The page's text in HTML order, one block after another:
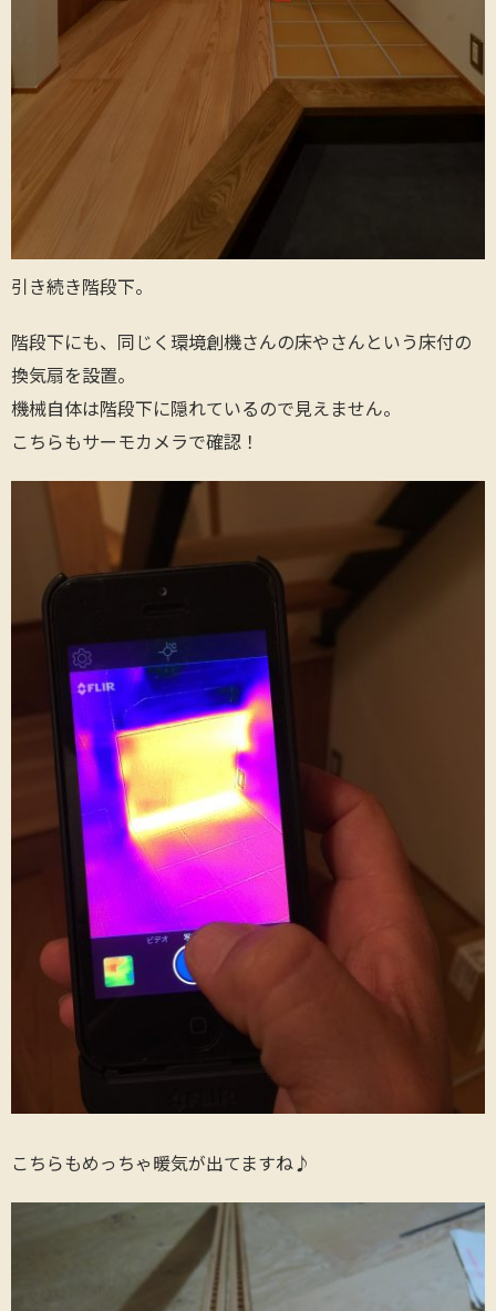
引き続き階段下。
階段下にも、同じく環境創機さんの床やさんという床付の
換気扇を設置。
機械自体は階段下に隠れているので見えません。
こちらもサーモカメラで確認！
こちらもめっちゃ暖気が出てますね♪